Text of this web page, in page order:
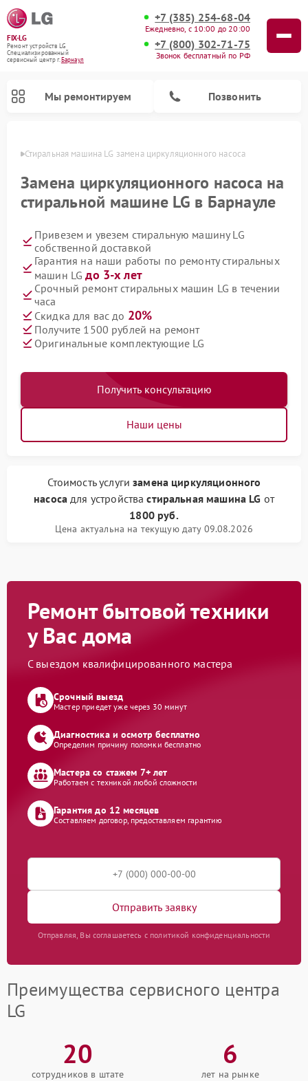
FIX-LG
Ремонт устройств LG
Специализированный
cервисный центр г.Барнаул
+7 (385) 254-68-04
Ежедневно, с 10:00 до 20:00
+7 (800) 302-71-75
Звонок бесплатный по РФ
Мы ремонтируем Позвонить
Стиральная машина LG замена циркуляционного насоса
Замена циркуляционного насоса на
стиральной машине LG в Барнауле
Привезем и увезем стиральную машину LG
собственной доставкой
Гарантия на наши работы по ремонту стиральных
машин LGдо 3-х лет
Срочный ремонт стиральных машин LG в течении
часа
Скидка для вас до 20%
Получите 1500 рублей на ремонт
Оригинальные комплектующие LG
Получить консультацию
Наши цены
Стоимость услугизамена циркуляционного
насоса для устройствастиральная машина LG от
1800 руб.
Цена актуальна на текущую дату 09.08.2026
Ремонт бытовой техники
у Вас дома
С выездом квалифицированного мастера
Срочный выезд
Мастер приедет уже через 30 минут
Диагностика и осмотр бесплатно
Определим причину поломки бесплатно
Мастера со стажем 7+ лет
Работаем с техникой любой сложности
Гарантия до 12 месяцев
Составляем договор, предоставляем гарантию
Отправить заявку
Отправляя, Вы соглашаетесь с политикой конфиденциальности
Преимущества сервисного центра
LG
20
сотрудников в штате
6
лет на рынке